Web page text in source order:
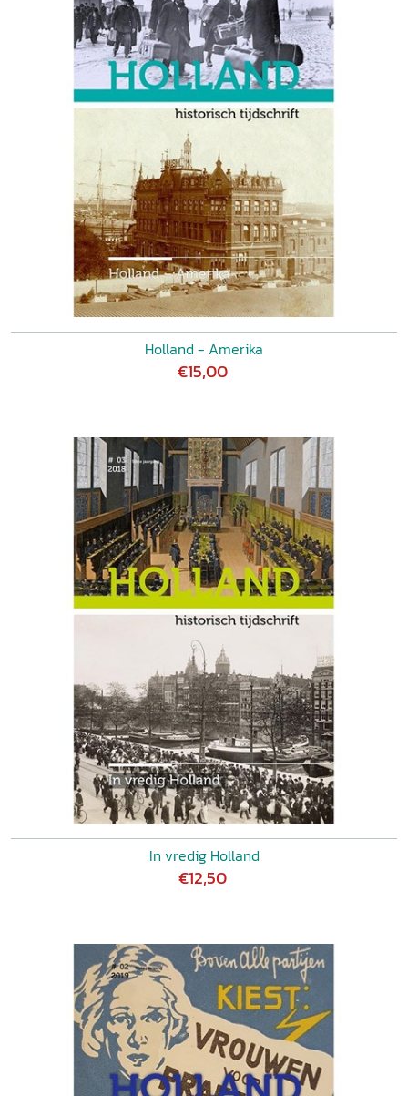
Holland - Amerika
€15,00
In vredig Holland
€12,50